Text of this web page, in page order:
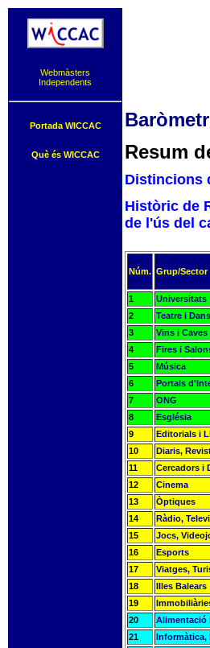
Webmàsters
Independents
Portada WICCAC
Què és WICCAC
Resum
Distincions
Històric de
de l'ús del
Núm. Grup/Sector
1 Universitats
2
Teatre i
3
Vins i Caves
4
Fires i
5
Música
6
Portals
7
ONG
8
Església
9
Editorials i
10
Diaris,
11
Cercadors i
12
Cinema
13
Òptiques
14
Ràdio,
15
Jocs,
16
Esports
17
Viatges,
18
Illes Balears
19
20
Alimentació
21
Informàtica,